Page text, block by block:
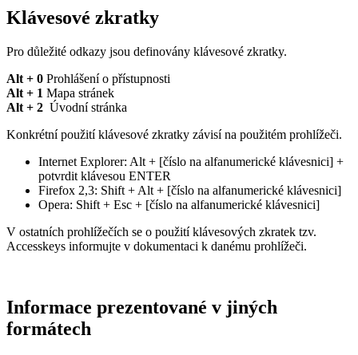
Klávesové zkratky
Pro důležité odkazy jsou definovány klávesové zkratky.
Alt + 0 Prohlášení o přístupnosti
Alt + 1 Mapa stránek
Alt + 2 Úvodní stránka
Konkrétní použití klávesové zkratky závisí na použitém prohlížeči.
Internet Explorer: Alt + [číslo na alfanumerické klávesnici] +
potvrdit klávesou ENTER
Firefox 2,3: Shift + Alt + [číslo na alfanumerické klávesnici]
Opera: Shift + Esc + [číslo na alfanumerické klávesnici]
V ostatních prohlížečích se o použití klávesových zkratek tzv.
Accesskeys informujte v dokumentaci k danému prohlížeči.
Informace prezentované v jiných
formátech